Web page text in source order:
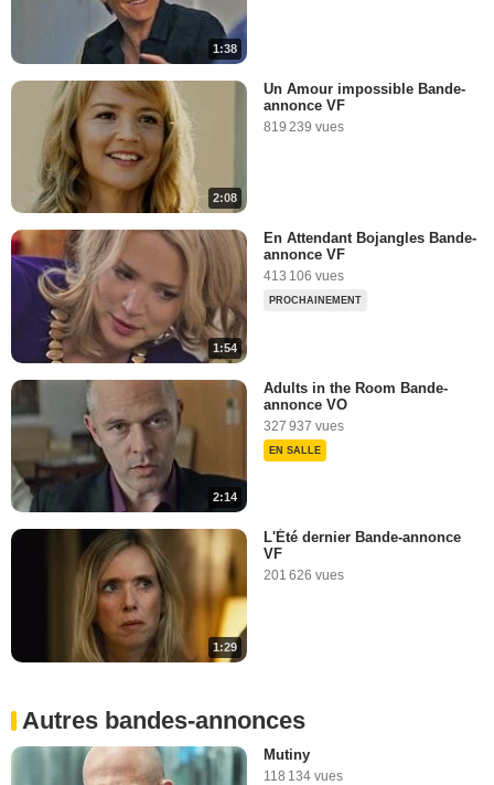
1:38
2:08
Un Amour impossible Bande-
annonce VF
819 239 vues
1:54
En Attendant Bojangles Bande-
annonce VF
413 106 vues
PROCHAINEMENT
2:14
Adults in the Room Bande-
annonce VO
327 937 vues
EN SALLE
1:29
L'Été dernier Bande-annonce
VF
201 626 vues
Autres bandes-annonces
Mutiny
118 134 vues